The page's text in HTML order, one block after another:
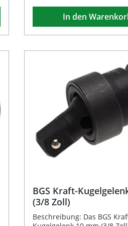
und Verschleiß. Dieses
ermöglicht flexible
zwischen Werkzeug und
selbst an schwer
professionellen
ebenso wie für den
Heimwerker. Es entspricht
ISO 3123 und überzeugt
Lebensdauer und
Kraftübertragung. Gefertigt aus
haltbarem Chrom-
Verchromte Oberfläche für
Korrosionsschutz Entspricht der Norm
DIN ISO 3123 Präzises 6,3 mm (1/4")
Innen- und Außenvierkant-Profil
für Steckschlüssel-
In den
BGS Kraft-
(3/8 Zoll)
Beschreibung: Das BGS